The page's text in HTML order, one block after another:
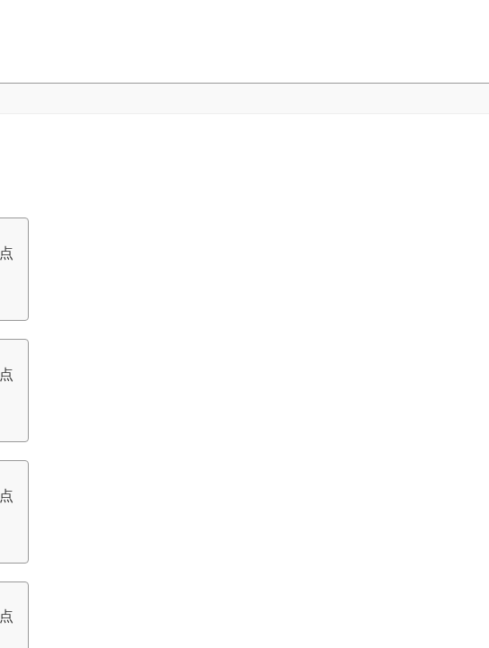
点
点
点
点